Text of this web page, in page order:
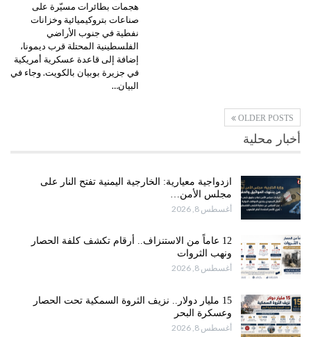
هجمات بطائرات مسيّرة على
صناعات بتروكيميائية وخزانات
نفطية في جنوب الأراضي
الفلسطينية المحتلة قرب ديمونا،
إضافة إلى قاعدة عسكرية أمريكية
في جزيرة بوبيان بالكويت. وجاء في
البيان…
OLDER POSTS
أخبار محلية
ازدواجية معيارية: الخارجية اليمنية تفتح النار على
مجلس الأمن…
أغسطس 8, 2026
12 عاماً من الاستنزاف.. أرقام تكشف كلفة الحصار
ونهب الثروات
أغسطس 8, 2026
15 مليار دولار.. نزيف الثروة السمكية تحت الحصار
وعسكرة البحر
أغسطس 8, 2026